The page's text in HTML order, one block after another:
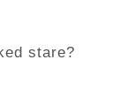
stare?